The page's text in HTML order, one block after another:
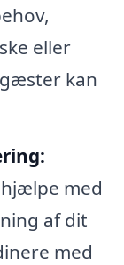
eller
kan
med
af dit
med